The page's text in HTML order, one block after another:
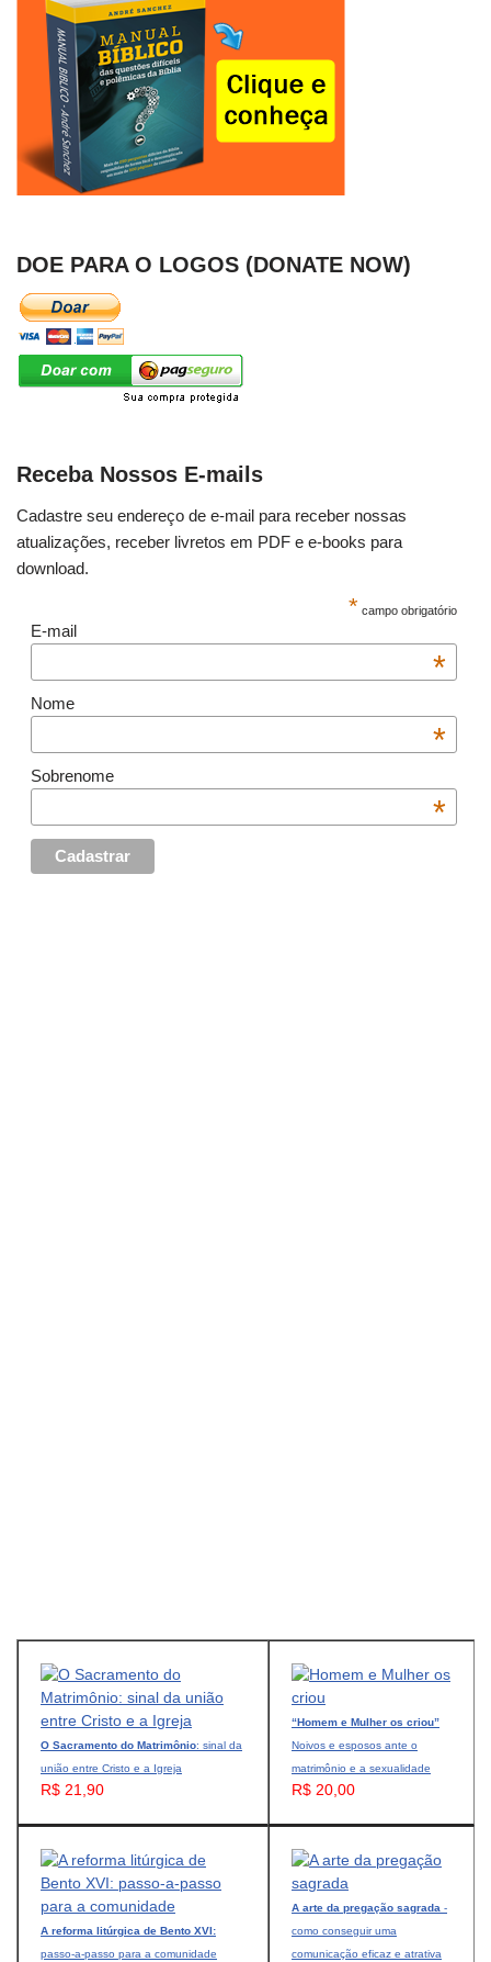
DOE PARA O LOGOS (DONATE NOW)
Receba Nossos E-mails
Cadastre seu endereço de e-mail para receber nossas
atualizações, receber livretos em PDF e e-books para
download.
* campo obrigatório
E-mail
*
Nome
*
Sobrenome
*
O Sacramento do Matrimônio: sinal da
união entre Cristo e a Igreja
R$ 21,90
“Homem e Mulher os criou”
Noivos e esposos ante o
matrimônio e a sexualidade
R$ 20,00
A reforma litúrgica de Bento XVI:
passo-a-passo para a comunidade
A arte da pregação sagrada -
como conseguir uma
comunicação eficaz e atrativa